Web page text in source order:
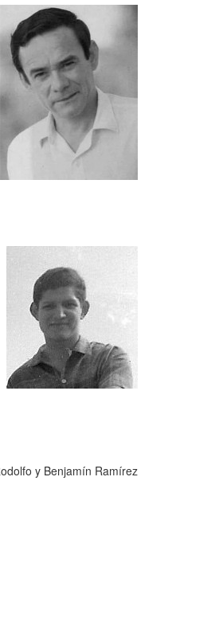
y Benjamín Ramírez